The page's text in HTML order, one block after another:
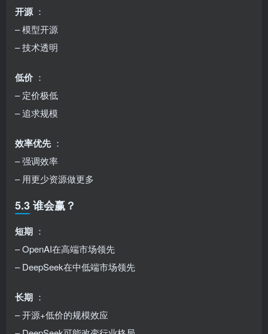
开源 ：
– 模型开源
– 技术透明
低价 ：
– 定价极低
– 追求规模
效率优先 ：
– 强调效率
– 用更少资源做更多
5.3 谁会赢？
短期 ：
– OpenAI在高端市场领先
– DeepSeek在中低端市场领先
长期 ：
– 开源+低价的规模效应